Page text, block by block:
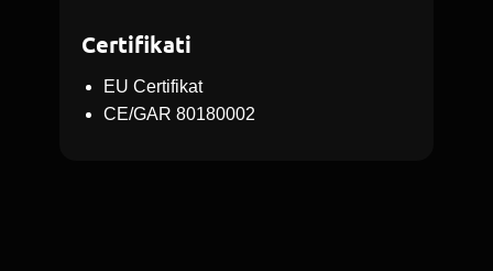
Certifikati
EU Certifikat
CE/GAR 80180002